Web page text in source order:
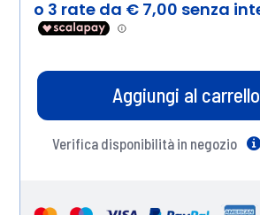
Aggiungi al carrello
Verifica disponibilità in negozio